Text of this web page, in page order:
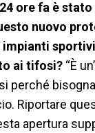
ore fa è
nuovo
ai tifosi? “È
perché
Riportare
apertura